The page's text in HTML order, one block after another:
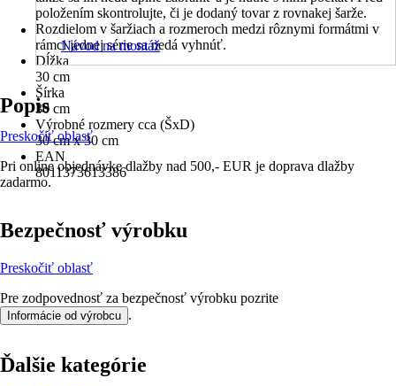
položením skontrolujte, či je dodaný tovar z rovnakej šarže.
Rozdielom v šaržiach a rozmeroch medzi rôznymi formátmi v
rámci jednej série sa nedá vyhnúť.
Dĺžka
30 cm
Šírka
30 cm
Výrobné rozmery cca (ŠxD)
30 cm x 30 cm
EAN
8011373613386
Návod na montáž
Popis
Preskočiť oblasť
Pri online objednávke dlažby nad 500,- EUR je doprava dlažby
zadarmo.
Bezpečnosť výrobku
Preskočiť oblasť
Pre zodpovednosť za bezpečnosť výrobku pozrite
Informácie od výrobcu .
Ďalšie kategórie